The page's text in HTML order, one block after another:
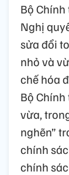
Bộ
Nghị
sửa đổi
nhỏ và
chế hóa
Bộ
vừa,
nghẽn”
chính
chính